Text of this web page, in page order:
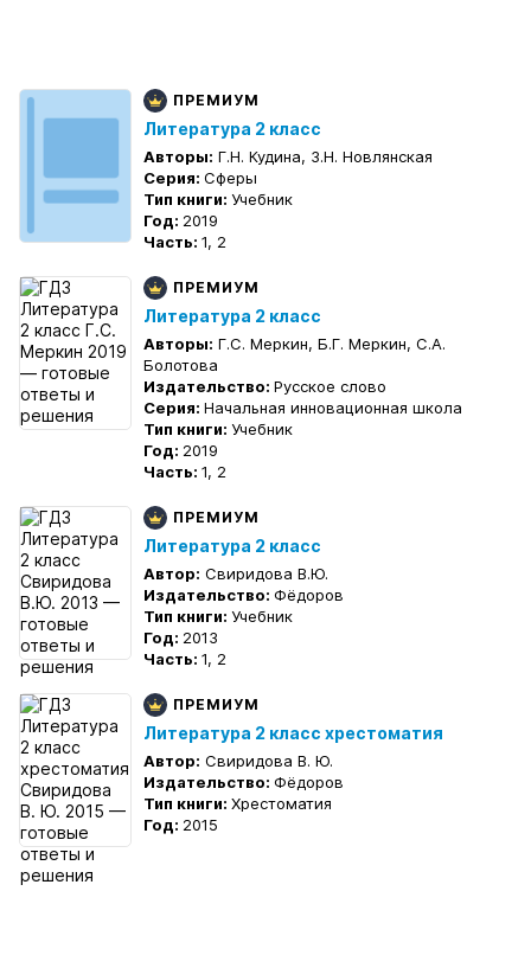
ПРЕМИУМ
Литература 2 класс
Авторы: Г.Н. Кудина, З.Н. Новлянская
Серия: Сферы
Тип книги: Учебник
Год: 2019
Часть: 1, 2
ПРЕМИУМ
Литература 2 класс
Авторы: Г.С. Меркин, Б.Г. Меркин, С.А.
Болотова
Издательство: Русское слово
Серия: Начальная инновационная школа
Тип книги: Учебник
Год: 2019
Часть: 1, 2
ПРЕМИУМ
Литература 2 класс
Автор: Свиридова В.Ю.
Издательство: Фёдоров
Тип книги: Учебник
Год: 2013
Часть: 1, 2
ПРЕМИУМ
Литература 2 класс хрестоматия
Автор: Свиридова В. Ю.
Издательство: Фёдоров
Тип книги: Хрестоматия
Год: 2015